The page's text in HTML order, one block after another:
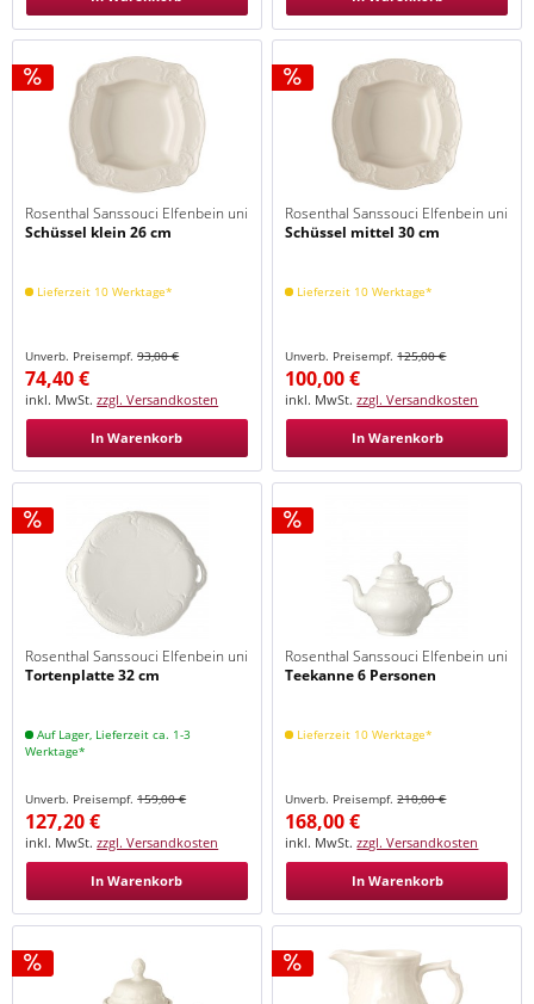
Rosenthal Sanssouci Elfenbein uni
Schüssel klein 26 cm
Lieferzeit 10 Werktage*
Unverb. Preisempf.93,00 €
74,40 €
inkl. MwSt.zzgl. Versandkosten
In Warenkorb
Rosenthal Sanssouci Elfenbein uni
Schüssel mittel 30 cm
Lieferzeit 10 Werktage*
Unverb. Preisempf.125,00 €
100,00 €
inkl. MwSt.zzgl. Versandkosten
In Warenkorb
Rosenthal Sanssouci Elfenbein uni
Tortenplatte 32 cm
Auf Lager, Lieferzeit ca. 1-3
Werktage*
Unverb. Preisempf.159,00 €
127,20 €
inkl. MwSt.zzgl. Versandkosten
In Warenkorb
Rosenthal Sanssouci Elfenbein uni
Teekanne 6 Personen
Lieferzeit 10 Werktage*
Unverb. Preisempf.210,00 €
168,00 €
inkl. MwSt.zzgl. Versandkosten
In Warenkorb